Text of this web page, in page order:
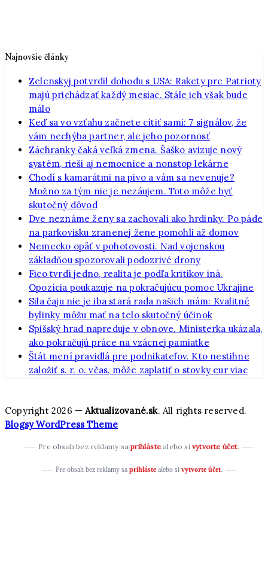
Najnovšie články
Zelenskyj potvrdil dohodu s USA: Rakety pre Patrioty
majú prichádzať každý mesiac. Stále ich však bude
málo
Keď sa vo vzťahu začnete cítiť sami: 7 signálov, že
vám nechýba partner, ale jeho pozornosť
Záchranky čaká veľká zmena. Šaško avizuje nový
systém, rieši aj nemocnice a nonstop lekárne
Chodí s kamarátmi na pivo a vám sa nevenuje?
Možno za tým nie je nezáujem. Toto môže byť
skutočný dôvod
Dve neznáme ženy sa zachovali ako hrdinky. Po páde
na parkovisku zranenej žene pomohli až domov
Nemecko opäť v pohotovosti. Nad vojenskou
základňou spozorovali podozrivé drony
Fico tvrdí jedno, realita je podľa kritikov iná.
Opozícia poukazuje na pokračujúcu pomoc Ukrajine
Sila čaju nie je iba stará rada našich mám: Kvalitné
bylinky môžu mať na telo skutočný účinok
Spišský hrad napreduje v obnove. Ministerka ukázala,
ako pokračujú práce na vzácnej pamiatke
Štát mení pravidlá pre podnikateľov. Kto nestihne
založiť s. r. o. včas, môže zaplatiť o stovky eur viac
Copyright 2026 —Aktualizované.sk. All rights reserved.
Blogsy WordPress Theme
Pre obsah bez reklamy saprihláste alebo si vytvorte účet.